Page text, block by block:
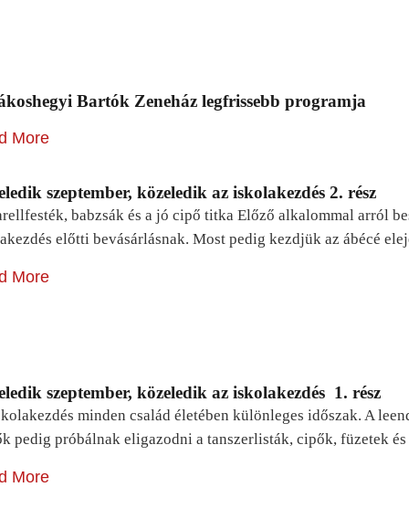
Bartók Zeneház legfrissebb programja
More
szeptember, közeledik az iskolakezdés 2. rész
babzsák és a jó cipő titka Előző alkalommal arról
előtti bevásárlásnak. Most pedig kezdjük az ábécé
More
szeptember, közeledik az iskolakezdés 1. rész
minden család életében különleges időszak. A
pedig próbálnak eligazodni a tanszerlisták, cipők, füzetek
More